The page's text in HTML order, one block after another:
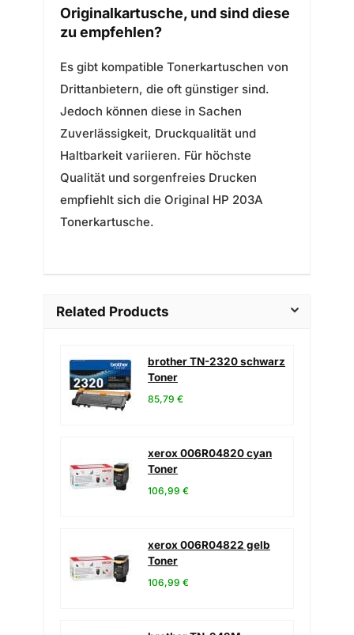
Originalkartusche, und sind diese
zu empfehlen?
Es gibt kompatible Tonerkartuschen von
Drittanbietern, die oft günstiger sind.
Jedoch können diese in Sachen
Zuverlässigkeit, Druckqualität und
Haltbarkeit variieren. Für höchste
Qualität und sorgenfreies Drucken
empfiehlt sich die Original HP 203A
Tonerkartusche.
Related Products
brother TN-2320 schwarz
Toner
85,79 €
xerox 006R04820 cyan
Toner
106,99 €
xerox 006R04822 gelb
Toner
106,99 €